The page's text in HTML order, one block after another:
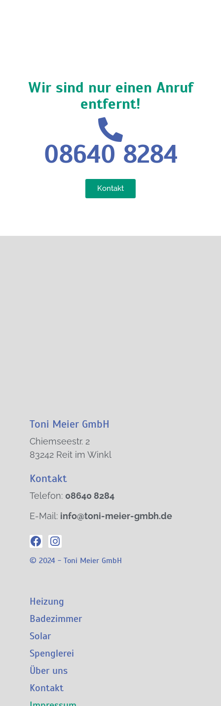
Wir sind nur einen Anruf
entfernt!
08640 8284
Kontakt
Toni Meier GmbH
Chiemseestr. 2
83242 Reit im Winkl
Kontakt
Telefon: 08640 8284
E-Mail: info@toni-meier-gmbh.de
© 2024 - Toni Meier GmbH
Heizung
Badezimmer
Solar
Spenglerei
Über uns
Kontakt